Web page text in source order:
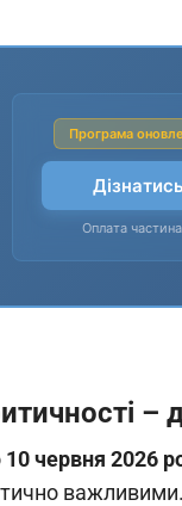
–
10 червня 2026